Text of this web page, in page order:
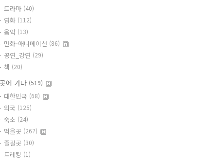
드라마 (40)
영화 (112)
음악 (13)
만화-애니메이션 (86)
공연_강연 (29)
책 (20)
에 가다 (519)
대한민국 (68)
외국 (125)
숙소 (24)
먹을곳 (267)
즐길곳 (30)
트레킹 (1)